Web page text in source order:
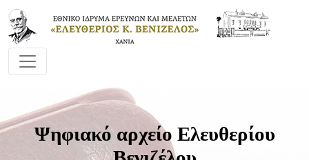
Ψηφιακό αρχείο Ελευθερίου